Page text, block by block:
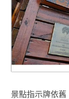
景點指示牌依舊